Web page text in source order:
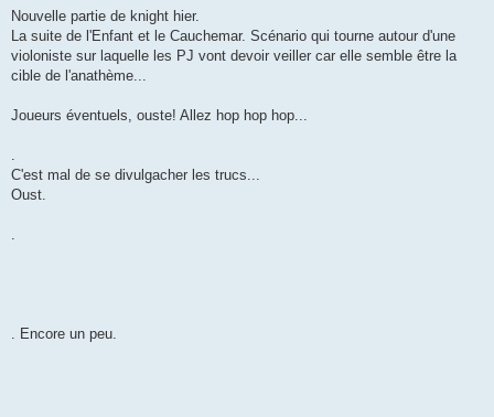
s
a
g
Nouvelle partie de knight hier.
La suite de l'Enfant et le Cauchemar. Scénario qui tourne autour d'une
violoniste sur laquelle les PJ vont devoir veiller car elle semble être la
cible de l'anathème...
Joueurs éventuels, ouste! Allez hop hop hop...
C'est mal de se divulgacher les trucs...
Oust.
. Encore un peu.